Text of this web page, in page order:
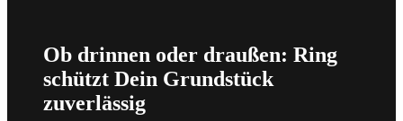
Ob drinnen oder draußen: Ring
schützt Dein Grundstück
zuverlässig